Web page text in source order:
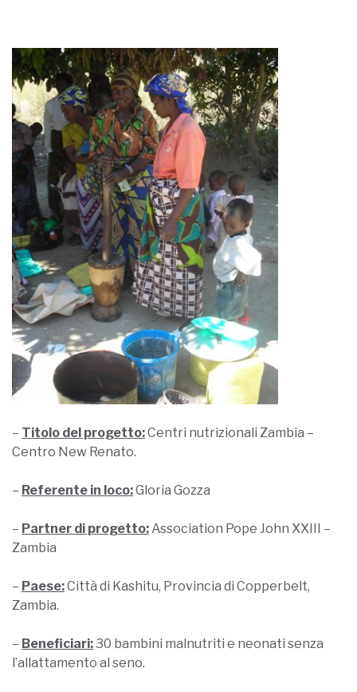
– Titolo del progetto:Centri nutrizionali Zambia –
Centro New Renato.
– Referente in loco:Gloria Gozza
– Partner di progetto: Association Pope John XXIII –
Zambia
– Paese:Città di Kashitu, Provincia di Copperbelt,
Zambia.
– Beneficiari:30 bambini malnutriti e neonati senza
l’allattamento al seno.